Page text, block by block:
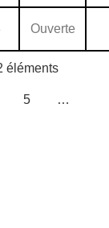
Ouverte
éléments
5 …